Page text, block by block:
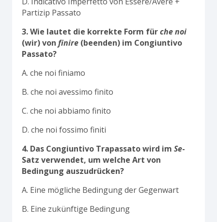
Partizip Passato
3. Wie lautet die korrekte Form fürche noi
(wir) von finire (beenden) im Congiuntivo
Passato?
A. che noi finiamo
B. che noi avessimo finito
C. che noi abbiamo finito
D. che noi fossimo finiti
4. Das Congiuntivo Trapassato wird im Se-
Satz verwendet, um welche Art von
Bedingung auszudrücken?
A. Eine mögliche Bedingung der Gegenwart
B. Eine zukünftige Bedingung